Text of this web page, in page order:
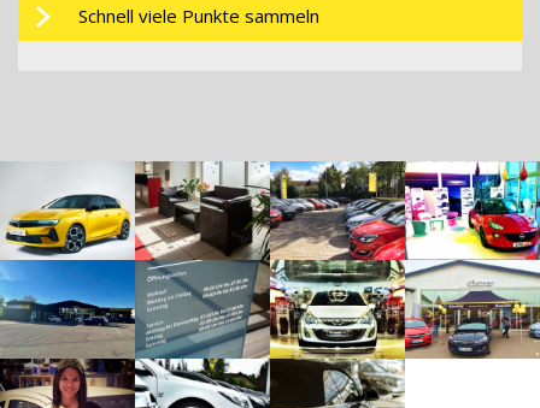
Schnell viele Punkte sammeln